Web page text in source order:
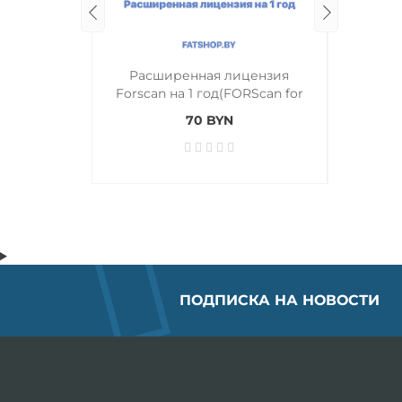
Расширенная лицензия
Forscan на 1 год(FORScan for
License)
70 BYN
ПОДПИСКА НА НОВОСТИ